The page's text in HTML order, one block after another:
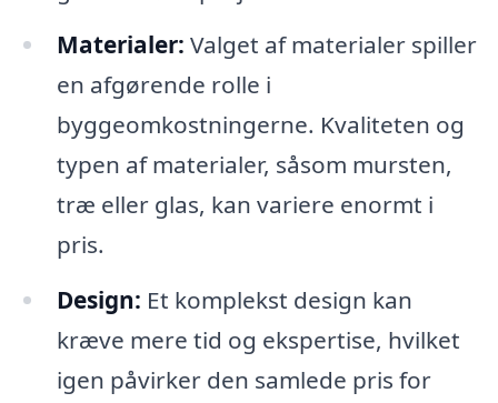
Materialer: Valget af materialer spiller
en afgørende rolle i
byggeomkostningerne. Kvaliteten og
typen af materialer, såsom mursten,
træ eller glas, kan variere enormt i
pris.
Design: Et komplekst design kan
kræve mere tid og ekspertise, hvilket
igen påvirker den samlede pris for